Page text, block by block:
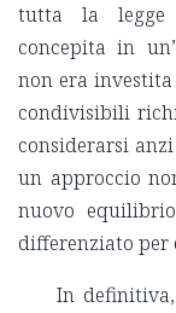
tutta la legge
concepita in
non era
condivisibili
considerarsi
un approccio
nuovo
differenziato
In